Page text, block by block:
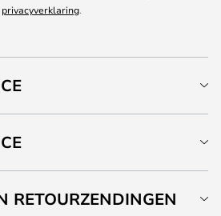
privacyverklaring.
RETOURZENDINGEN